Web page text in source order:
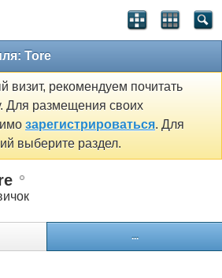
Tore
визит, рекомендуем почитать
Для размещения своих
зарегистрироваться. Для
выберите раздел.
...